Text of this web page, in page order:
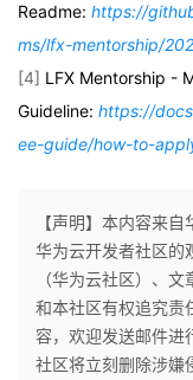
Readme: https://
ms/lfx-mentorship/
[4] LFX Mentorship -
Guideline: https://
ee-guide/how-to-
【声明】本内容来
华为云开发者社区的
（华为云社区）、
和本社区有权追究责
容，欢迎发送邮件进
社区将立刻删除涉嫌